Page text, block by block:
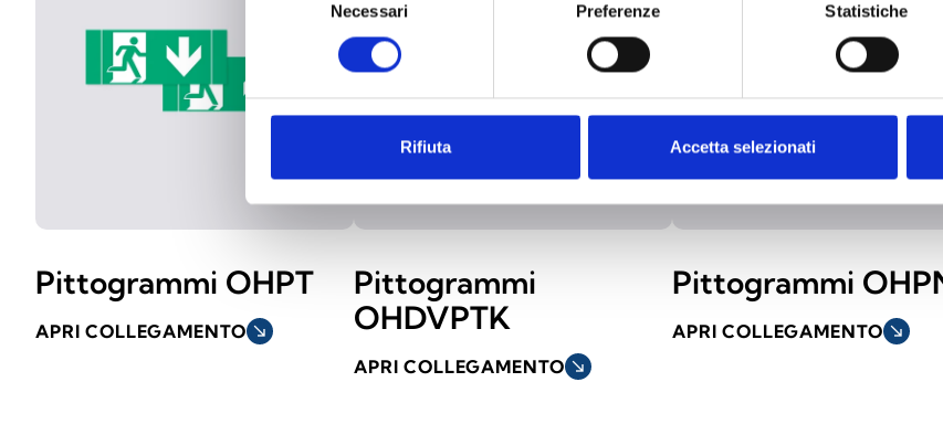
Necessari Preferenze Statistiche
Rifiuta Accetta selezionati
Pittogrammi OHPT
APRI COLLEGAMENTO south_east
Pittogrammi
OHDVPTK
APRI COLLEGAMENTO south_east
Pittogrammi
APRI COLLEGAMENTO south_east